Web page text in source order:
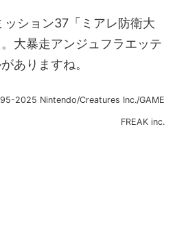
ション37「ミアレ防衛大
大暴走アンジュフラエッテ
ありますね。
2025 Nintendo/Creatures Inc./GAME
FREAK inc.